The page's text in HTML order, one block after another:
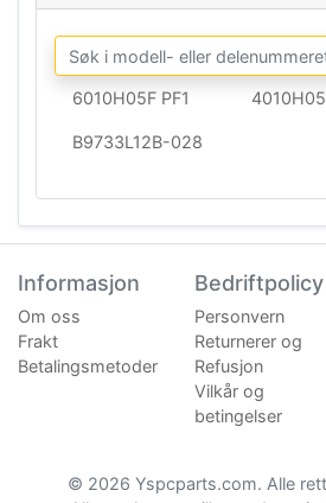
6010H05F PF1
B9733L12B-028
Informasjon
Om oss
Frakt
Betalingsmetoder
Bedriftpolicy
Personvern
Returnerer og
Refusjon
Vilkår og
betingelser
© 2026 Yspcparts.com. Alle